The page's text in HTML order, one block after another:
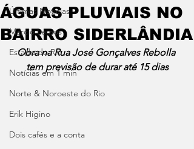
Últimas Notícias
Márcio Lemos
Estado do Rio
Notícias em 1 min
Norte & Noroeste do Rio
Erik Higino
Dois cafés e a conta
ÁGUAS PLUVIAIS NO
BAIRRO SIDERLÂNDIA
Obra na Rua José Gonçalves Rebolla
tem previsão de durar até 15 dias